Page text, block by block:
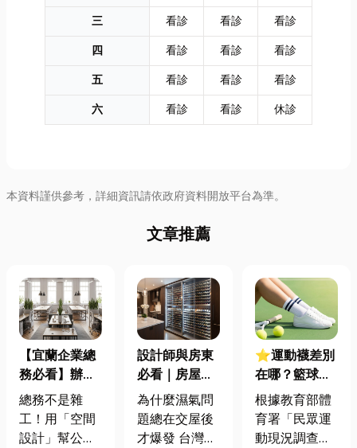
三
看診 看診
看診
四
看診 看診
看診
五
看診 看診
看診
六
看診 看診 休診
本資料謹供參考，詳細資訊請依政府資料開放平台為準。
文章推薦
【宜蘭企業總
務必看】辦公
室如何打造高
效能職場？從
辦公桌椅、系
總務不是雜
工！用「空間
設計」幫公司
設計師與房東
必看｜房屋濕
氣重怎麼辦？
全屋除濕機＋
全熱交換器整
為什麼濕氣問
題總在交屋後
才爆發 台灣氣
⭐運動襪差別
在哪？籃球、
慢跑、排球襪
挑選全攻略，
穿對了運動不
根據教育部體
育署「民眾運
動現況調查」